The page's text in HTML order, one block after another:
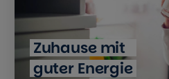
Zuhause mit
guter Energie